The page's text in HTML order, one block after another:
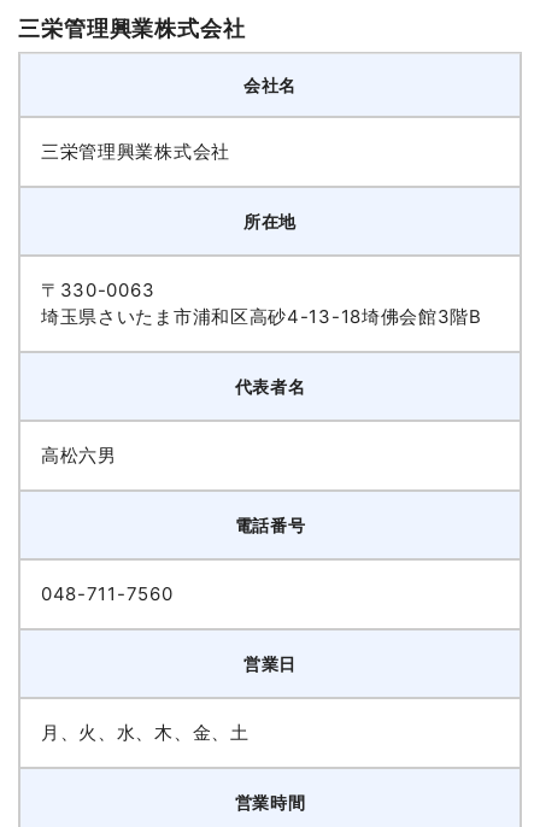
三栄管理興業株式会社
会社名
三栄管理興業株式会社
所在地
〒330-0063
埼玉県さいたま市浦和区高砂4-13-18埼佛会館3階B
代表者名
高松六男
電話番号
048-711-7560
営業日
月、火、水、木、金、土
営業時間